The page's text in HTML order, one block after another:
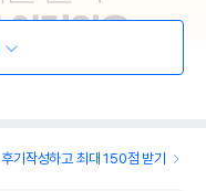
후기작성하고 최대 150점 받기